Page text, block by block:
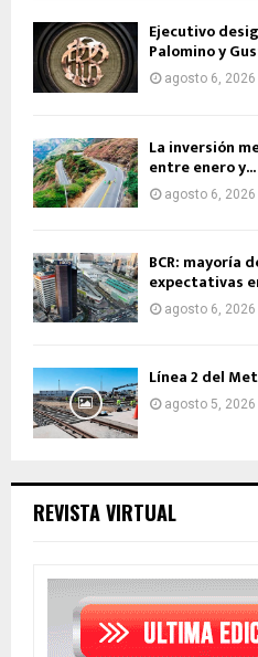
Ejecutivo
Palomino y
agosto 6, 2026
La inversión
entre enero y...
agosto 6, 2026
BCR: mayoría
expectativas
agosto 6, 2026
Línea 2 del
agosto 5, 2026
REVISTA VIRTUAL